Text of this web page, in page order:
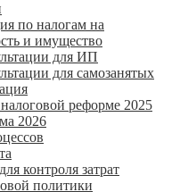
по налогам на
и имущество
для ИП
для самозанятых
реформе 2025
2026
контроля затрат
политики